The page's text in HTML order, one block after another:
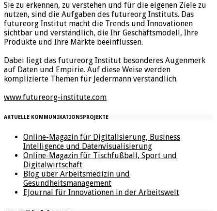
Sie zu erkennen, zu verstehen und für die eigenen Ziele zu
nutzen, sind die Aufgaben des futureorg Instituts. Das
futureorg Institut macht die Trends und Innovationen
sichtbar und verständlich, die Ihr Geschäftsmodell, Ihre
Produkte und Ihre Märkte beeinflussen.
Dabei liegt das futureorg Institut besonderes Augenmerk
auf Daten und Empirie. Auf diese Weise werden
komplizierte Themen für Jedermann verständlich.
www.futureorg-institute.com
AKTUELLE KOMMUNIKATIONSPROJEKTE
Online-Magazin für Digitalisierung, Business
Intelligence und Datenvisualisierung
Online-Magazin für Tischfußball, Sport und
Digitalwirtschaft
Blog über Arbeitsmedizin und
Gesundheitsmanagement
EJournal für Innovationen in der Arbeitswelt